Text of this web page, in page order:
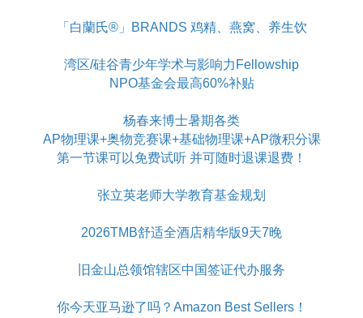
「白蘭氏®」BRANDS 鸡精、燕窝、养生饮
湾区/硅谷青少年学术与影响力Fellowship
NPO基金会最高60%补贴
杨春来博士暑期各类
AP物理课+奥物竞赛课+基础物理课+AP微积分课
第一节课可以免费试听 并可随时退课退费！
张立英老师大学教育基金规划
2026TMB舒适全酒店精华版9天7晚
旧金山总领馆辖区中国签证代办服务
你今天亚马逊了吗？Amazon Best Sellers！